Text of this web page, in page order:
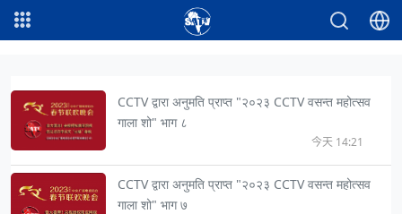
CCTV द्वारा अनुमति प्राप्त "२०२३ CCTV वसन्त महोत्सव
गाला शो" भाग ८
今天 14:21
CCTV द्वारा अनुमति प्राप्त "२०२३ CCTV वसन्त महोत्सव
गाला शो" भाग ७